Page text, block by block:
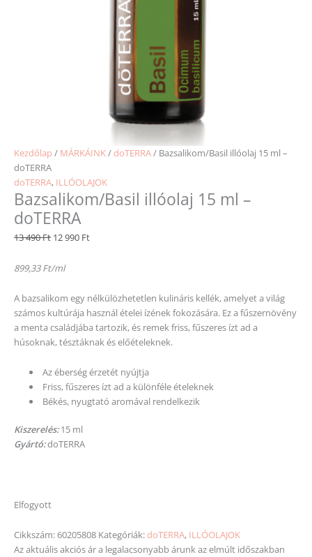
Kezdőlap / MÁRKÁINK/doTERRA/ Bazsalikom/Basil illóolaj 15 ml –
doTERRA
doTERRA, ILLÓOLAJOK
Bazsalikom/Basil illóolaj 15 ml –
doTERRA
13 490Ft 12 990 Ft
899,33 Ft/ml
A bazsalikom egy nélkülözhetetlen kulináris kellék, amelyet a világ
számos kultúrája használ ételei ízének fokozására. Ez a fűszernövény
a menta családjába tartozik, és remek friss, fűszeres ízt ad a
húsoknak, tésztáknak és előételeknek.
Az éberség érzetét nyújtja
Friss, fűszeres ízt ad a különféle ételeknek
Békés, nyugtató aromával rendelkezik
Kiszerelés:15 ml
Gyártó:doTERRA
Elfogyott
Cikkszám:60205808 Kategóriák:doTERRA, ILLÓOLAJOK
Az aktuális akciós ár a legalacsonyabb árunk az elmúlt időszakban